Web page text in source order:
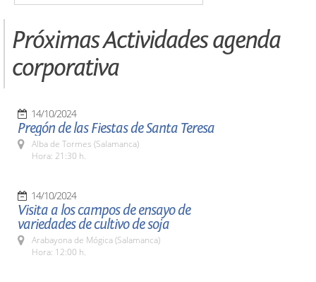
Próximas Actividades agenda
corporativa
14/10/2024
Pregón de las Fiestas de Santa Teresa
Alba de Tormes (Salamanca)
Hora: 21:30 h.
14/10/2024
Visita a los campos de ensayo de
variedades de cultivo de soja
Arabayona de Mógica (Salamanca)
Hora: 12:00 h.